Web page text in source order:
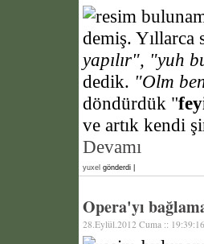
demiş.
yapılır", "yuh
dedik. "Olm
döndürdük "
ve artık kendi
Devamı
yuxel gönderdi |
Opera'yı
28.Eylül.2012 Cuma :: 19:39:16